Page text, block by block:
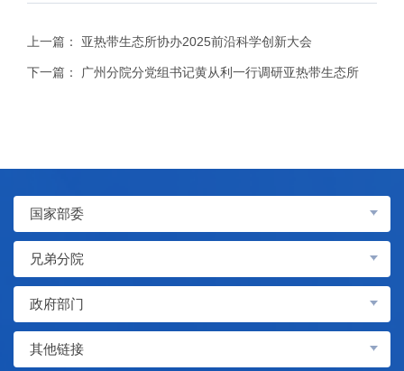
上一篇： 亚热带生态所协办2025前沿科学创新大会
下一篇： 广州分院分党组书记黄从利一行调研亚热带生态所
国家部委
兄弟分院
政府部门
其他链接